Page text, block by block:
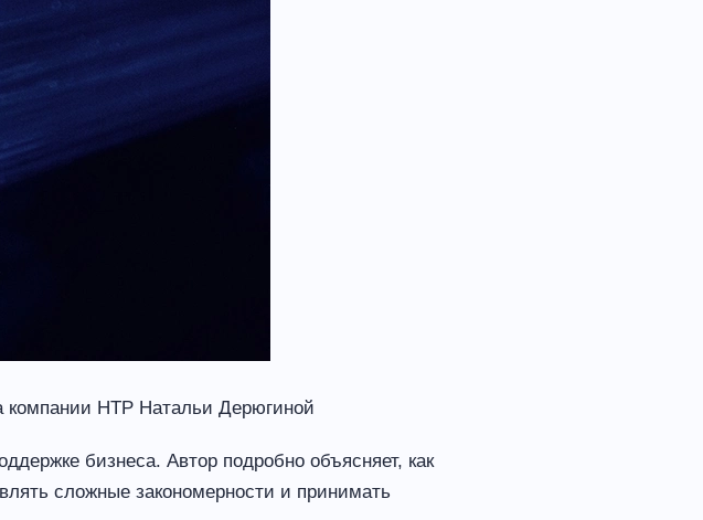
компании НТР Натальи Дерюгиной
бизнеса. Автор подробно объясняет, как
сложные закономерности и принимать